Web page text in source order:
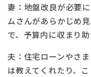
妻：地盤改良が必要
ムさんがあらかじめ
で、予算内に収まり助
夫：住宅ローンやさ
は教えてくれたり、